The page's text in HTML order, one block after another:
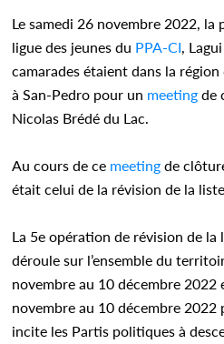
Le samedi 26 novembre 2022,
ligue des jeunes du PPA-CI ,
camarades étaient dans la
à San-Pedro pour un meeting de
Nicolas Brédé du Lac.
Au cours de ce meeting de
était celui de la révision de la
La 5e opération de révision de la
déroule sur l’ensemble du
novembre au 10 décembre 2022
novembre au 10 décembre
incite les Partis politiques à